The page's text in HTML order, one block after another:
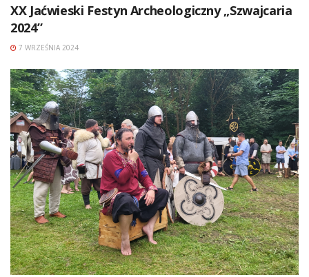
XX Jaćwieski Festyn Archeologiczny „Szwajcaria
2024”
7 WRZEŚNIA 2024